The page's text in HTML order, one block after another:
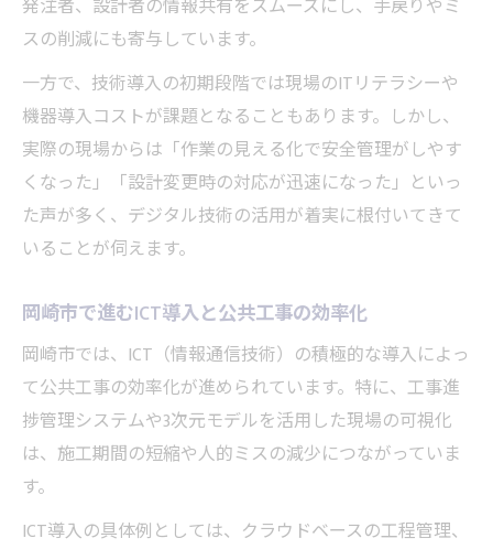
発注者、設計者の情報共有をスムーズにし、手戻りやミ
スの削減にも寄与しています。
一方で、技術導入の初期段階では現場のITリテラシーや
機器導入コストが課題となることもあります。しかし、
実際の現場からは「作業の見える化で安全管理がしやす
くなった」「設計変更時の対応が迅速になった」といっ
た声が多く、デジタル技術の活用が着実に根付いてきて
いることが伺えます。
岡崎市で進むICT導入と公共工事の効率化
岡崎市では、ICT（情報通信技術）の積極的な導入によっ
て公共工事の効率化が進められています。特に、工事進
捗管理システムや3次元モデルを活用した現場の可視化
は、施工期間の短縮や人的ミスの減少につながっていま
す。
ICT導入の具体例としては、クラウドベースの工程管理、